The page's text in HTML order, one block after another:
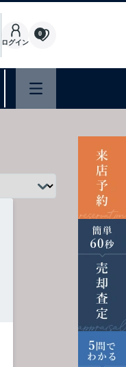
ログイン
0